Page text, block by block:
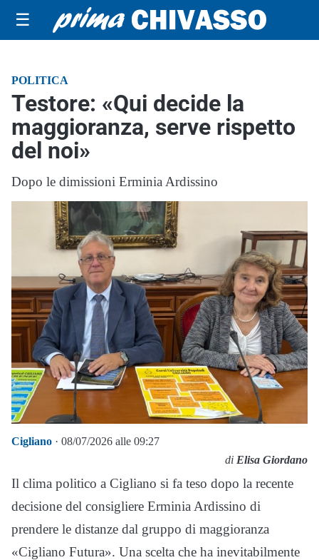
☰
POLITICA
Testore: «Qui decide la
maggioranza, serve rispetto
del noi»
Dopo le dimissioni Erminia Ardissino
Cigliano · 08/07/2026 alle 09:27
di Elisa Giordano
Il clima politico a Cigliano si fa teso dopo la recente
decisione del consigliere Erminia Ardissino di
prendere le distanze dal gruppo di maggioranza
«Cigliano Futura». Una scelta che ha inevitabilmente